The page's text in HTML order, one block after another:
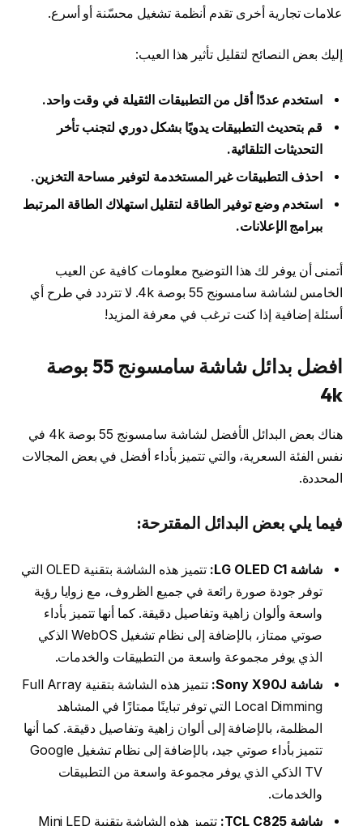
علامات تجارية أخرى تقدم أنظمة تشغيل محسّنة أو أسرع.
إليك بعض النصائح لتقليل تأثير هذا العيب:
استخدم عددًا أقل من التطبيقات الثقيلة في وقت واحد.
قم بتحديث التطبيقات يدويًا بشكل دوري لتجنب تأخر
التحديثات التلقائية.
احذف التطبيقات غير المستخدمة لتوفير مساحة التخزين.
استخدم وضع توفير الطاقة لتقليل استهلاك الطاقة المرتبط
ببرامج الإعلانات.
أتمنى أن يوفر لك هذا التوضيح معلومات كافية عن العيب
الخامس لشاشة سامسونج 55 بوصة 4k. لا تتردد في طرح أي
أسئلة إضافية إذا كنت ترغب في معرفة المزيد!
افضل بدائل شاشة سامسونج 55 بوصة
4k
هناك بعض البدائل الأفضل لشاشة سامسونج 55 بوصة 4k في
نفس الفئة السعرية، والتي تتميز بأداء أفضل في بعض المجالات
المحددة.
فيما يلي بعض البدائل المقترحة:
شاشة LG OLED C1:
تتميز هذه الشاشة بتقنية OLED التي
توفر جودة صورة رائعة في جميع الظروف، مع زوايا رؤية
واسعة وألوان زاهية وتفاصيل دقيقة. كما أنها تتميز بأداء
صوتي ممتاز، بالإضافة إلى نظام تشغيل WebOS الذكي
الذي يوفر مجموعة واسعة من التطبيقات والخدمات.
شاشة Sony X90J:
تتميز هذه الشاشة بتقنية Full Array
Local Dimming التي توفر تباينًا ممتازًا في المشاهد
المظلمة، بالإضافة إلى ألوان زاهية وتفاصيل دقيقة. كما أنها
تتميز بأداء صوتي جيد، بالإضافة إلى نظام تشغيل Google
TV الذكي الذي يوفر مجموعة واسعة من التطبيقات
والخدمات.
شاشة TCL C825:
تتميز هذه الشاشة بتقنية Mini LED